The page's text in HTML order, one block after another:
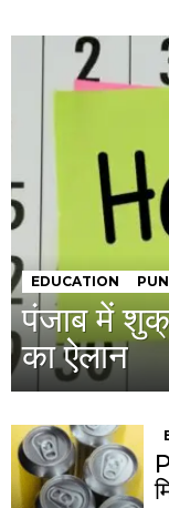
EDUCATION
पंजाब में
का ऐलान